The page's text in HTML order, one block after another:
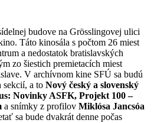
budove na Grösslingovej ulici
Táto kinosála s počtom 26 miest
a nedostatok bratislavských
zo šiestich premietacích miest
V archívnom kine SFÚ sa budú
sekcií, a toNový český a slovenský
Novinky ASFK, Projekt 100 –
a snímky z profilovMiklósa Jancsóa
sa bude dvakrát denne počas